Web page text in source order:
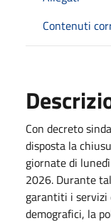
Contenuti
Con decreto
disposta la
giornate di
2026. Durante
garantiti i servizi
demografici, la